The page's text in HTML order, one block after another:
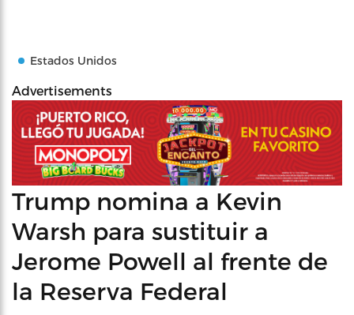
Estados Unidos
Advertisements
Trump nomina a Kevin
Warsh para sustituir a
Jerome Powell al frente de
la Reserva Federal